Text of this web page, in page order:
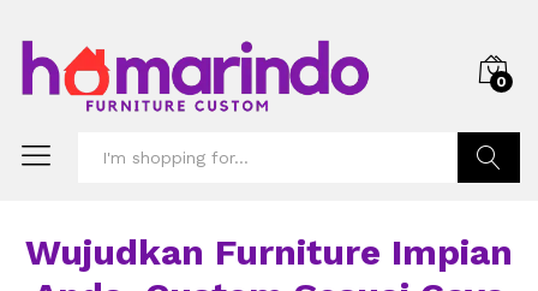
0
Wujudkan Furniture Impian